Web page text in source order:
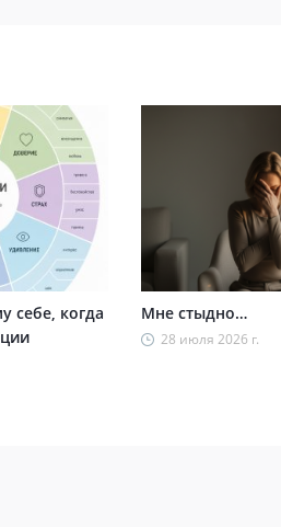
себе, когда
Мне стыдно…
28 июля 2026 г.